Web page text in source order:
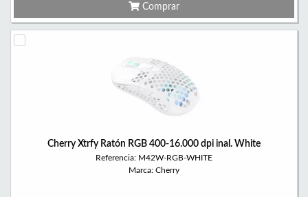
Comprar
Cherry Xtrfy Ratón RGB 400-16.000 dpi inal. White
Referencia: M42W-RGB-WHITE
Marca: Cherry